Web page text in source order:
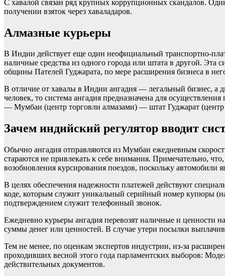
С хавалой связан ряд крупных коррупционных скандалов.
получении взяток через хаваладаров.
Алмазные курьеры
В Индии действует еще один неофициальный транспортно-
наличные средства из одного города или штата в другой. Эта
общины Пателей Гуджарата, по мере расширения бизнеса в
В отличие от хавалы в Индии ангадия — легальный бизнес, а
человек, то система ангадия предназначена для
— Мумбаи (центр торговли алмазами) — штат Гуджарат (центр
Зачем индийский регулятор вводит
Обычно ангадия отправляются из Мумбаи ежедневным
стараются не привлекать к себе внимания. Примечательно,
возобновления курсирования поездов, поскольку
В целях обеспечения надежности платежей действуют
коде, которым служит уникальный серийный номер купюры
подтверждением служит телефонный звонок.
Ежедневно курьеры ангадия перевозят наличные и ценности
суммы денег или ценностей. В случае утери посылки
Тем не менее, по оценкам экспертов индустрии, из-за
проходивших весной этого года парламентских выборов:
действительных документов.